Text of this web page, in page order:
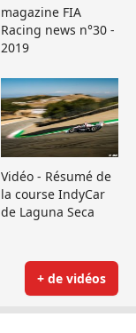
magazine FIA
Racing news n°30 -
2019
Vidéo - Résumé de
la course IndyCar
de Laguna Seca
+ de vidéos